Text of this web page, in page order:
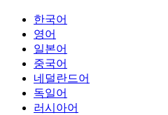
한국어
영어
일본어
중국어
네덜란드어
독일어
러시아어